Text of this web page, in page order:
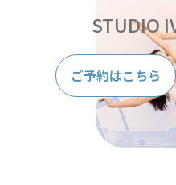
STUDIO
ご予約はこちら